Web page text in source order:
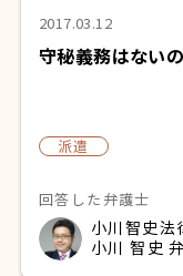
2017.03.12
守秘義務はない
派遣
回答した弁護士
小川智史法
小川 智史